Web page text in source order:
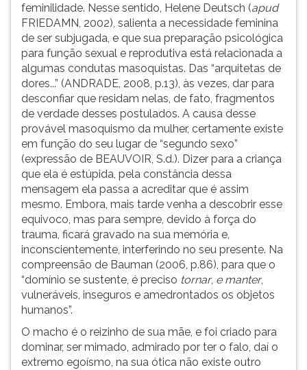
feminilidade. Nesse sentido, Helene Deutsch (apud
FRIEDAMN, 2002), salienta a necessidade feminina
de ser subjugada, e que sua preparação psicológica
para função sexual e reprodutiva está relacionada a
algumas condutas masoquistas. Das “arquitetas de
dores...” (ANDRADE, 2008, p.13), às vezes, dar para
desconfiar que residam nelas, de fato, fragmentos
de verdade desses postulados. A causa desse
provável masoquismo da mulher, certamente existe
em função do seu lugar de “segundo sexo”
(expressão de BEAUVOIR, S.d.). Dizer para a criança
que ela é estúpida, pela constância dessa
mensagem ela passa a acreditar que é assim
mesmo. Embora, mais tarde venha a descobrir esse
equivoco, mas para sempre, devido à força do
trauma, ficará gravado na sua memória e,
inconscientemente, interferindo no seu presente. Na
compreensão de Bauman (2006, p.86), para que o
“domínio se sustente, é preciso tornar, e manter,
vulneráveis, inseguros e amedrontados os objetos
humanos”.
O macho é o reizinho de sua mãe, e foi criado para
dominar, ser mimado, admirado por ter o falo, daí o
extremo egoísmo, na sua ótica não existe outro